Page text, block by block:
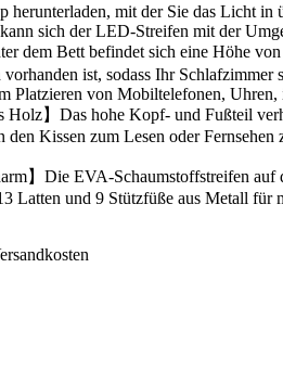
herunterladen, mit der Sie das Licht
sich der LED-Streifen mit der
dem Bett befindet sich eine Höhe
ist, sodass Ihr
Platzieren von Mobiltelefonen,
Holz】Das hohe Kopf- und Fußteil
den Kissen zum Lesen oder
】Die EVA-Schaumstoffstreifen
Latten und 9 Stützfüße aus Metall